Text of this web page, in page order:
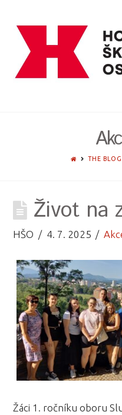
HOMETHE BLOG
Život na
HŠO 4. 7. 2025
Žáci 1. ročníku oboru